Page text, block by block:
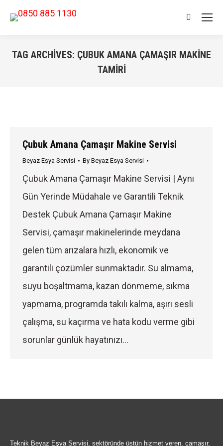
Search:
TAG ARCHIVES: ÇUBUK AMANA ÇAMAŞIR MAKINE
TAMIRI
Çubuk Amana Çamaşır Makine Servisi
Beyaz Eşya Servisi By Beyaz Esya Servisi
Çubuk Amana Çamaşır Makine Servisi | Aynı
Gün Yerinde Müdahale ve Garantili Teknik
Destek Çubuk Amana Çamaşır Makine
Servisi, çamaşır makinelerinde meydana
gelen tüm arızalara hızlı, ekonomik ve
garantili çözümler sunmaktadır. Su almama,
suyu boşaltmama, kazan dönmeme, sıkma
yapmama, programda takılı kalma, aşırı sesli
çalışma, su kaçırma ve hata kodu verme gibi
sorunlar günlük hayatınızı…
Teknik Beyaz Eşya Servisi, sektöründe üstün hizmet veren, çamaşır,